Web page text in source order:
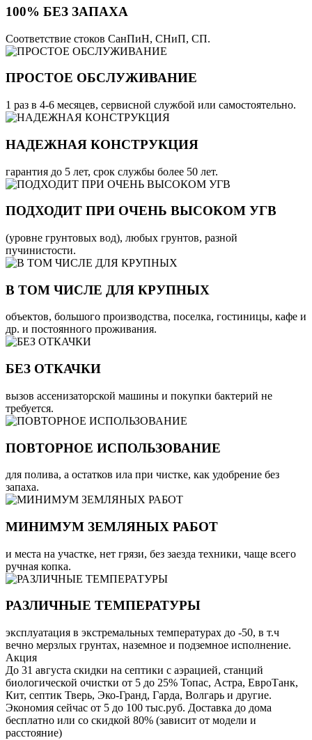
100% БЕЗ ЗАПАХА
Соответствие стоков СанПиН, СНиП, СП.
ПРОСТОЕ ОБСЛУЖИВАНИЕ
1 раз в 4-6 месяцев, сервисной службой или самостоятельно.
НАДЕЖНАЯ КОНСТРУКЦИЯ
гарантия до 5 лет, срок службы более 50 лет.
ПОДХОДИТ ПРИ ОЧЕНЬ ВЫСОКОМ УГВ
(уровне грунтовых вод), любых грунтов, разной
пучинистости.
В ТОМ ЧИСЛЕ ДЛЯ КРУПНЫХ
объектов, большого производства, поселка, гостиницы, кафе и
др. и постоянного проживания.
БЕЗ ОТКАЧКИ
вызов ассенизаторской машины и покупки бактерий не
требуется.
ПОВТОРНОЕ ИСПОЛЬЗОВАНИЕ
для полива, а остатков ила при чистке, как удобрение без
запаха.
МИНИМУМ ЗЕМЛЯНЫХ РАБОТ
и места на участке, нет грязи, без заезда техники, чаще всего
ручная копка.
РАЗЛИЧНЫЕ ТЕМПЕРАТУРЫ
эксплуатация в экстремальных температурах до -50, в т.ч
вечно мерзлых грунтах, наземное и подземное исполнение.
Акция
До 31 августа скидки на септики с аэрацией, станций
биологической очистки от 5 до 25% Топас, Астра, ЕвроТанк,
Кит, септик Тверь, Эко-Гранд, Гарда, Волгарь и другие.
Экономия сейчас от 5 до 100 тыс.руб. Доставка до дома
бесплатно или со скидкой 80% (зависит от модели и
расстояние)